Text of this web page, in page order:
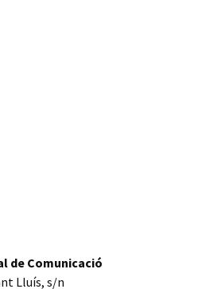
de Comunicació
Lluís, s/n